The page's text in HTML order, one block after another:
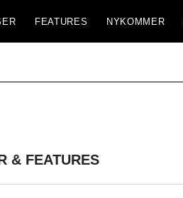
FEATURES NYKOMMER
& FEATURES